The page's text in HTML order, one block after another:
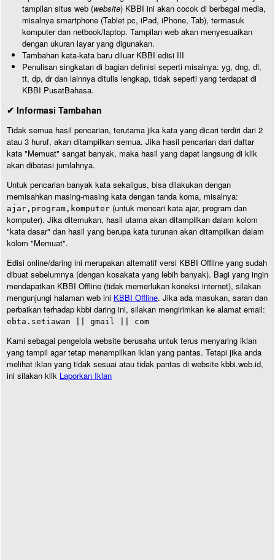
tampilan situs web (website) KBBI ini akan cocok di berbagai media,
misalnya smartphone (Tablet pc, iPad, iPhone, Tab), termasuk
komputer dan netbook/laptop. Tampilan web akan menyesuaikan
dengan ukuran layar yang digunakan.
Tambahan kata-kata baru diluar KBBI edisi III
Penulisan singkatan di bagian definisi seperti misalnya: yg, dng, dl,
tt, dp, dr dan lainnya ditulis lengkap, tidak seperti yang terdapat di
KBBI PusatBahasa.
✔ Informasi Tambahan
Tidak semua hasil pencarian, terutama jika kata yang dicari terdiri dari 2
atau 3 huruf, akan ditampilkan semua. Jika hasil pencarian dari daftar
kata "Memuat" sangat banyak, maka hasil yang dapat langsung di klik
akan dibatasi jumlahnya.
Untuk pencarian banyak kata sekaligus, bisa dilakukan dengan
memisahkan masing-masing kata dengan tanda koma, misalnya:
ajar,program,komputer (untuk mencari kata ajar, program dan
komputer). Jika ditemukan, hasil utama akan ditampilkan dalam kolom
"kata dasar" dan hasil yang berupa kata turunan akan ditampilkan dalam
kolom "Memuat".
Edisi online/daring ini merupakan alternatif versi KBBI Offline yang sudah
dibuat sebelumnya (dengan kosakata yang lebih banyak). Bagi yang ingin
mendapatkan KBBI Offline (tidak memerlukan koneksi internet), silakan
mengunjungi halaman web ini KBBI Offline. Jika ada masukan, saran dan
perbaikan terhadap kbbi daring ini, silakan mengirimkan ke alamat email:
ebta.setiawan || gmail || com
Kami sebagai pengelola website berusaha untuk terus menyaring iklan
yang tampil agar tetap menampilkan iklan yang pantas. Tetapi jika anda
melihat iklan yang tidak sesuai atau tidak pantas di website kbbi.web.id,
ini silakan klik Laporkan Iklan